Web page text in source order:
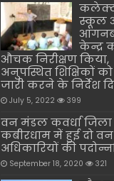
स्कूल
केन्द्र
औचक निरीक्षण किया,
अनुपस्थित शिक्षिकों
जारी करने के निर्देश
July 5, 2022 399
वन मंडल कवर्धा जिला
कबीरधाम में हुई दो वन
अधिकारियों की
September 18, 2020 321